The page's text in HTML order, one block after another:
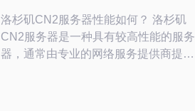
洛杉矶CN2服务器性能如何？ 洛杉矶
CN2服务器是一种具有较高性能的服务
器，通常由专业的网络服务提供商提